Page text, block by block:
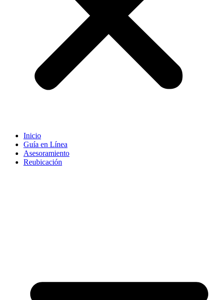
Inicio
Guía en Línea
Asesoramiento
Reubicación